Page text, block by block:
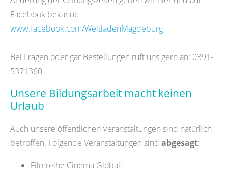
Facebook bekannt:
www.facebook.com/WeltladenMagdeburg
Bei Fragen oder gar Bestellungen ruft uns gern an: 0391-
5371360.
Unsere Bildungsarbeit macht keinen
Urlaub
Auch unsere öffentlichen Veranstaltungen sind natürlich
betroffen. Folgende Veranstaltungen sind abgesagt:
Filmreihe Cinema Global: